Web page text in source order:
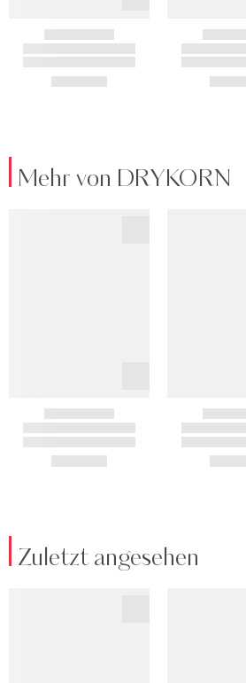
Mehr von DRYKORN
Zuletzt angesehen